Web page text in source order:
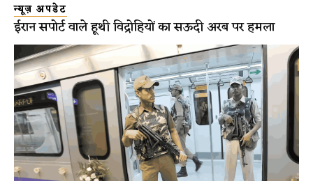
न्यूज़ अपडेट
ईरान सपोर्ट वाले हूथी विद्रोहियों का सऊदी अरब पर हमला